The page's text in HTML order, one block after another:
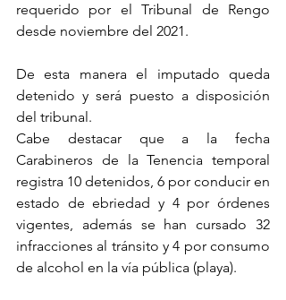
requerido por el Tribunal de Rengo
desde noviembre del 2021.
De esta manera el imputado queda
detenido y será puesto a disposición
del tribunal.
Cabe destacar que a la fecha
Carabineros de la Tenencia temporal
registra 10 detenidos, 6 por conducir en
estado de ebriedad y 4 por órdenes
vigentes, además se han cursado 32
infracciones al tránsito y 4 por consumo
de alcohol en la vía pública (playa).